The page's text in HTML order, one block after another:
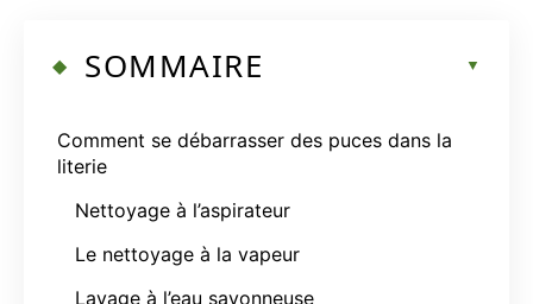
SOMMAIRE
Comment se débarrasser des puces dans la
literie
Nettoyage à l’aspirateur
Le nettoyage à la vapeur
Lavage à l’eau savonneuse